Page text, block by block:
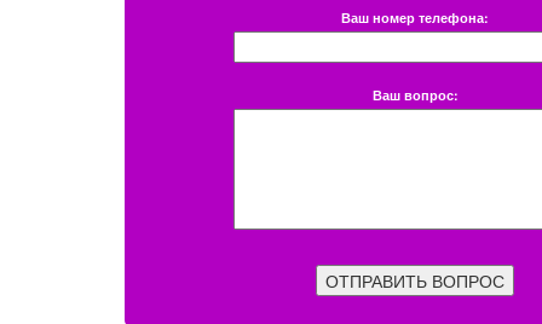
Ваш номер телефона:
Ваш вопрос:
ОТПРАВИТЬ ВОПРОС